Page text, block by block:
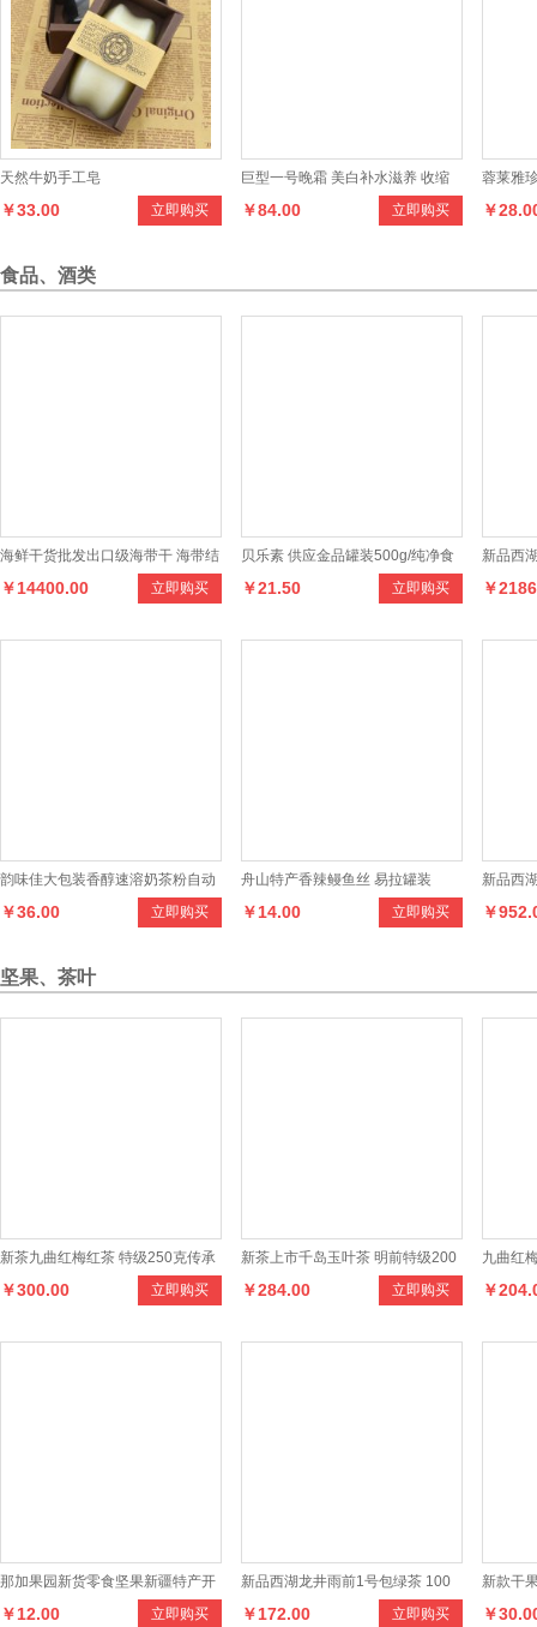
天然牛奶手工皂
立即购买
￥33.00
巨型一号晚霜 美白补水滋养 收缩
毛孔抗氧化 滋润一整晚 立即购买
￥84.00
蓉莱雅
肤恢复
￥
食品、酒类
海鲜干货批发出口级海带干 海带结
干 立即购买
￥14400.00
贝乐素 供应金品罐装500g/纯净食
用葡萄糖 立即购买
￥21.50
新品西
纸包装
￥
韵味佳大包装香醇速溶奶茶粉自动
咖啡机餐饮店专用 立即购买
￥36.00
舟山特产香辣鳗鱼丝 易拉罐装
立即购买
￥14.00
新品西
克传统
￥
坚果、茶叶
新茶九曲红梅红茶 特级250克传承
包茶叶 九曲红梅新茶 立即购买
￥300.00
新茶上市千岛玉叶茶 明前特级200
克绿茶 礼盒装茶叶 立即购买
￥284.00
九曲红
叶2014
￥
那加果园新货零食坚果新疆特产开
口杏仁 小白杏核250克 立即购买
￥12.00
新品西湖龙井雨前1号包绿茶 100
克罐装正宗品牌茶叶 立即购买
￥172.00
新款干
食 特级
￥